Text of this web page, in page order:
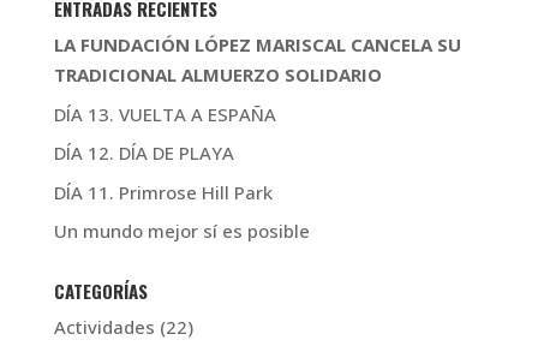
ENTRADAS RECIENTES
LA FUNDACIÓN LÓPEZ MARISCAL CANCELA SU
TRADICIONAL ALMUERZO SOLIDARIO
DÍA 13. VUELTA A ESPAÑA
DÍA 12. DÍA DE PLAYA
DÍA 11. Primrose Hill Park
Un mundo mejor sí es posible
CATEGORÍAS
Actividades (22)